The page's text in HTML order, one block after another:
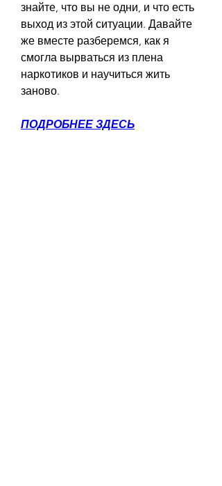
знайте, что вы не одни, и что есть
выход из этой ситуации. Давайте
же вместе разберемся, как я
смогла вырваться из плена
наркотиков и научиться жить
заново.
ПОДРОБНЕЕ ЗДЕСЬ